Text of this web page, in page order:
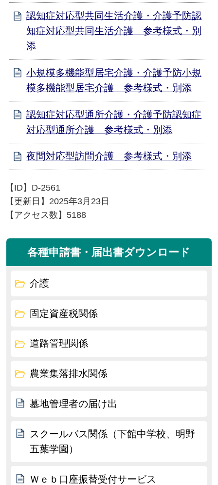
認知症対応型共同生活介護・介護予防認
知症対応型共同生活介護 参考様式・別
添
小規模多機能型居宅介護・介護予防小規
模多機能型居宅介護 参考様式・別添
認知症対応型通所介護・介護予防認知症
対応型通所介護 参考様式・別添
夜間対応型訪問介護 参考様式・別添
【ID】 D-2561
【更新日】 2025年3月23日
【アクセス数】 5188
各種申請書・届出書ダウンロード
介護
固定資産税関係
道路管理関係
農業集落排水関係
墓地管理者の届け出
スクールバス関係（下館中学校、明野
五葉学園）
Ｗｅｂ口座振替受付サービス